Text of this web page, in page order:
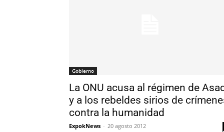
Gobierno
La ONU acusa al régimen de Asad
y a los rebeldes sirios de
contra la humanidad
ExpokNews - 20 agosto 2012